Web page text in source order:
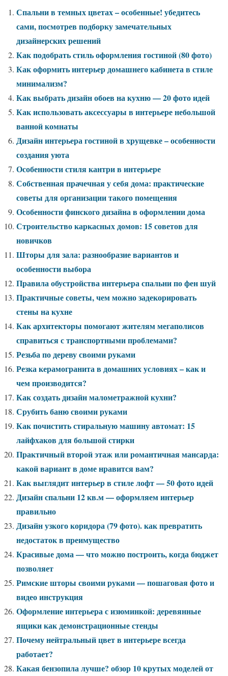
Спальни в темных цветах – особенные! убедитесь
сами, посмотрев подборку замечательных
дизайнерских решений
Как подобрать стиль оформления гостиной (80 фото)
Как оформить интерьер домашнего кабинета в стиле
минимализм?
Как выбрать дизайн обоев на кухню — 20 фото идей
Как использовать аксессуары в интерьере небольшой
ванной комнаты
Дизайн интерьера гостиной в хрущевке – особенности
создания уюта
Особенности стиля кантри в интерьере
Собственная прачечная у себя дома: практические
советы для организации такого помещения
Особенности финского дизайна в оформлении дома
Строительство каркасных домов: 15 советов для
новичков
Шторы для зала: разнообразие вариантов и
особенности выбора
Правила обустройства интерьера спальни по фен шуй
Практичные советы, чем можно задекорировать
стены на кухне
Как архитекторы помогают жителям мегаполисов
справиться с транспортными проблемами?
Резьба по дереву своими руками
Резка керамогранита в домашних условиях – как и
чем производится?
Как создать дизайн малометражной кухни?
Срубить баню своими руками
Как почистить стиральную машину автомат: 15
лайфхаков для большой стирки
Практичный второй этаж или романтичная мансарда:
какой вариант в доме нравится вам?
Как выглядит интерьер в стиле лофт — 50 фото идей
Дизайн спальни 12 кв.м — оформляем интерьер
правильно
Дизайн узкого коридора (79 фото). как превратить
недостаток в преимущество
Красивые дома — что можно построить, когда бюджет
позволяет
Римские шторы своими руками — пошаговая фото и
видео инструкция
Оформление интерьера с изюминкой: деревянные
ящики как демонстрационные стенды
Почему нейтральный цвет в интерьере всегда
работает?
Какая бензопила лучше? обзор 10 крутых моделей от